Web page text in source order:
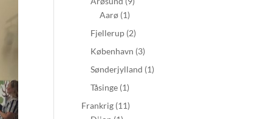
Aarø (1)
Fjellerup (2)
København (3)
Sønderjylland (1)
Tåsinge (1)
Frankrig (11)